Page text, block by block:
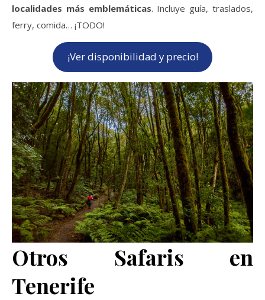
localidades más emblemáticas. Incluye guía, traslados,
ferry, comida… ¡TODO!
¡Ver disponibilidad y precio!
Otros Safaris en
Tenerife